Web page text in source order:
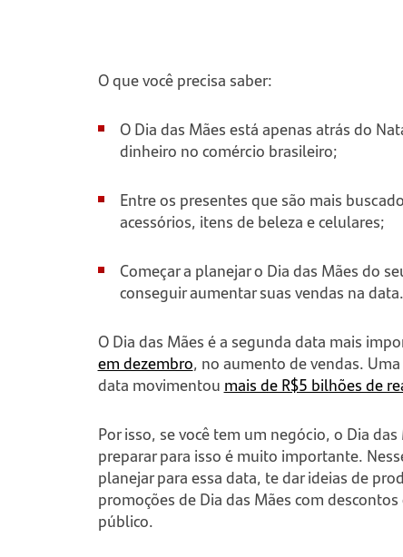
O que você precisa saber:
O Dia das Mães está apenas atrás do
dinheiro no comércio brasileiro;
Entre os presentes que são mais
acessórios, itens de beleza e celulares;
Começar a planejar o Dia das Mães do
conseguir aumentar suas vendas na data.
O Dia das Mães é a segunda data mais
em dezembro, no aumento de vendas.
data movimentou mais de R$5 bilhões de
Por isso, se você tem um negócio, o Dia
preparar para isso é muito importante.
planejar para essa data, te dar ideias de
promoções de Dia das Mães com
público.